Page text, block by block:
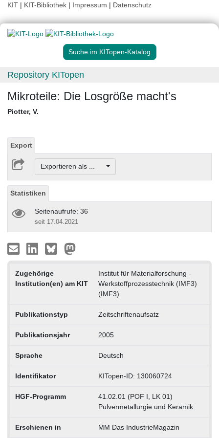
KIT | KIT-Bibliothek | Impressum | Datenschutz
Suche im KITopen-Katalog
Repository KITopen
Mikroteile: Die Losgröße macht's
Piotter, V.
Export
Exportieren als ...
Statistiken
Seitenaufrufe: 36
seit 17.04.2021
Zugehörige
Institution(en) am KIT
Institut für Materialforschung -
Werkstoffprozesstechnik (IMF3)
(IMF3)
Publikationstyp Zeitschriftenaufsatz
Publikationsjahr 2005
Sprache Deutsch
Identifikator KITopen-ID: 130060724
HGF-Programm
41.02.01 (POF I, LK 01)
Pulvermetallurgie und Keramik
Erschienen in MM Das IndustrieMagazin